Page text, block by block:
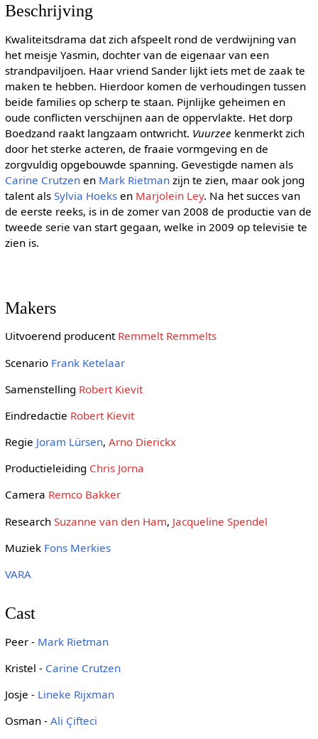
Beschrijving
Kwaliteitsdrama dat zich afspeelt rond de verdwijning van
het meisje Yasmin, dochter van de eigenaar van een
strandpaviljoen. Haar vriend Sander lijkt iets met de zaak te
maken te hebben. Hierdoor komen de verhoudingen tussen
beide families op scherp te staan. Pijnlijke geheimen en
oude conflicten verschijnen aan de oppervlakte. Het dorp
Boedzand raakt langzaam ontwricht. Vuurzee kenmerkt zich
door het sterke acteren, de fraaie vormgeving en de
zorgvuldig opgebouwde spanning. Gevestigde namen als
Carine Crutzenen Mark Rietmanzijn te zien, maar ook jong
talent als Sylvia Hoeksen Marjolein Ley. Na het succes van
de eerste reeks, is in de zomer van 2008 de productie van de
tweede serie van start gegaan, welke in 2009 op televisie te
zien is.
Makers
Uitvoerend producent Remmelt Remmelts
Scenario Frank Ketelaar
Samenstelling Robert Kievit
Eindredactie Robert Kievit
Regie Joram Lürsen, Arno Dierickx
Productieleiding Chris Jorna
Camera Remco Bakker
Research Suzanne van den Ham, Jacqueline Spendel
Muziek Fons Merkies
VARA
Cast
Peer - Mark Rietman
Kristel - Carine Crutzen
Josje - Lineke Rijxman
Osman - Ali Çifteci